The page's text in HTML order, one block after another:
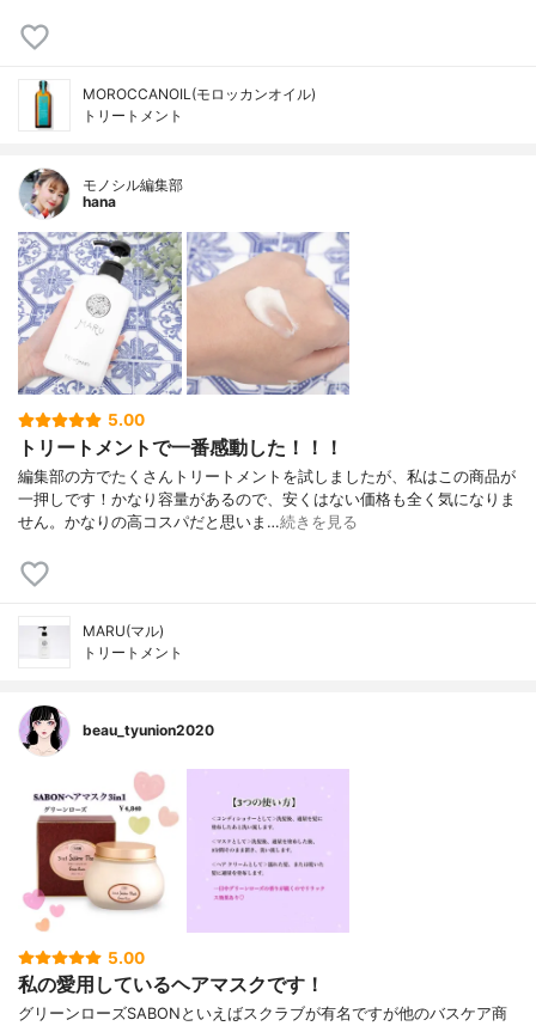
MOROCCANOIL(モロッカンオイル)
トリートメント
モノシル編集部
hana
5.00
トリートメントで一番感動した！！！
編集部の方でたくさんトリートメントを試しましたが、私はこの商品が
一押しです！かなり容量があるので、安くはない価格も全く気になりま
せん。かなりの高コスパだと思いま…続きを見る
MARU(マル)
トリートメント
beau_tyunion2020
5.00
私の愛用しているヘアマスクです！
グリーンローズSABONといえばスクラブが有名ですが他のバスケア商